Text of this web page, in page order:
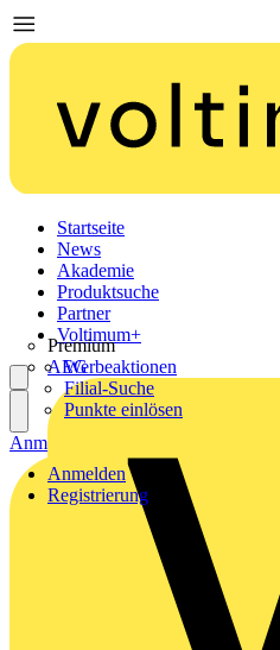
Startseite
News
Akademie
Produktsuche
Partner
Premium
AEG
Voltimum+
Werbeaktionen
Filial-Suche
Punkte einlösen
Anmelden
Registrierung
Anmelden